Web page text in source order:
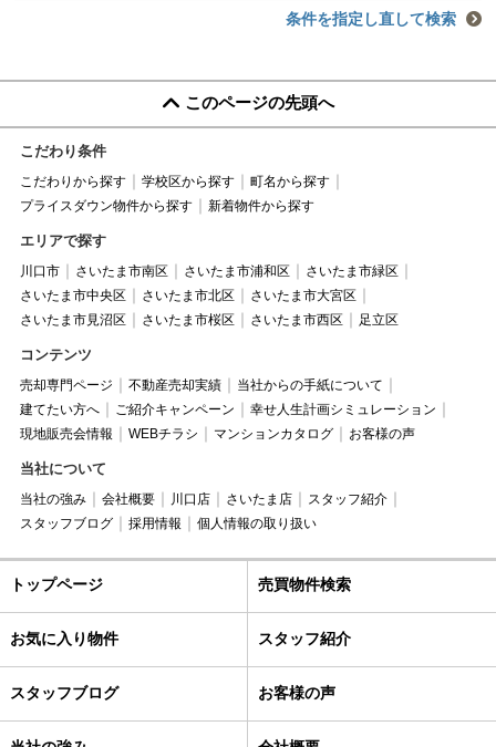
条件を指定し直して検索
このページの先頭へ
こだわり条件
こだわりから探す 学校区から探す
町名から探す
プライスダウン物件から探す
新着物件から探す
エリアで探す
川口市 さいたま市南区 さいたま市浦和区
さいたま市緑区
さいたま市中央区
さいたま市北区
さいたま市大宮区
さいたま市見沼区
さいたま市桜区 さいたま市西区 足立区
コンテンツ
売却専門ページ 不動産売却実績
当社からの手紙について
建てたい方へ
ご紹介キャンペーン
幸せ人生計画シミュレーション
現地販売会情報
WEBチラシ マンションカタログ お客様の声
当社について
当社の強み 会社概要 川口店 さいたま店
スタッフ紹介
スタッフブログ
採用情報 個人情報の取り扱い
トップページ 売買物件検索
お気に入り物件 スタッフ紹介
スタッフブログ お客様の声